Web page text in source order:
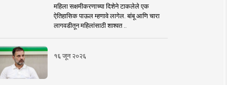
महिला सक्षमीकरणाच्या दिशेने टाकलेले एक
ऐतिहासिक पाऊल म्हणावे लागेल. बांबू आणि चारा
लागवडीतून महिलांसाठी शाश्वत ..
१६ जून २०२६